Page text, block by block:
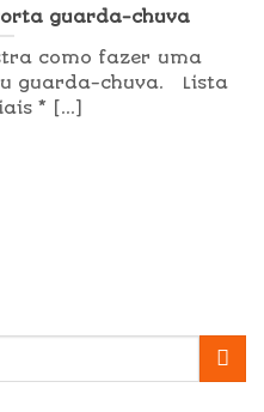
guarda-chuva
como fazer uma
guarda-chuva. Lista
* [...]